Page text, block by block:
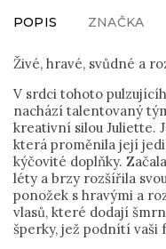
POPIS ZNAČKA
Živé, hravé, svůdné a
V srdci tohoto
nachází talentovaný
kreativní silou Juliette.
která proměnila její
kýčovité doplňky.
léty a brzy rozšířila
ponožek s hravými a
vlasů, které dodají
šperky, jež podnítí vaši